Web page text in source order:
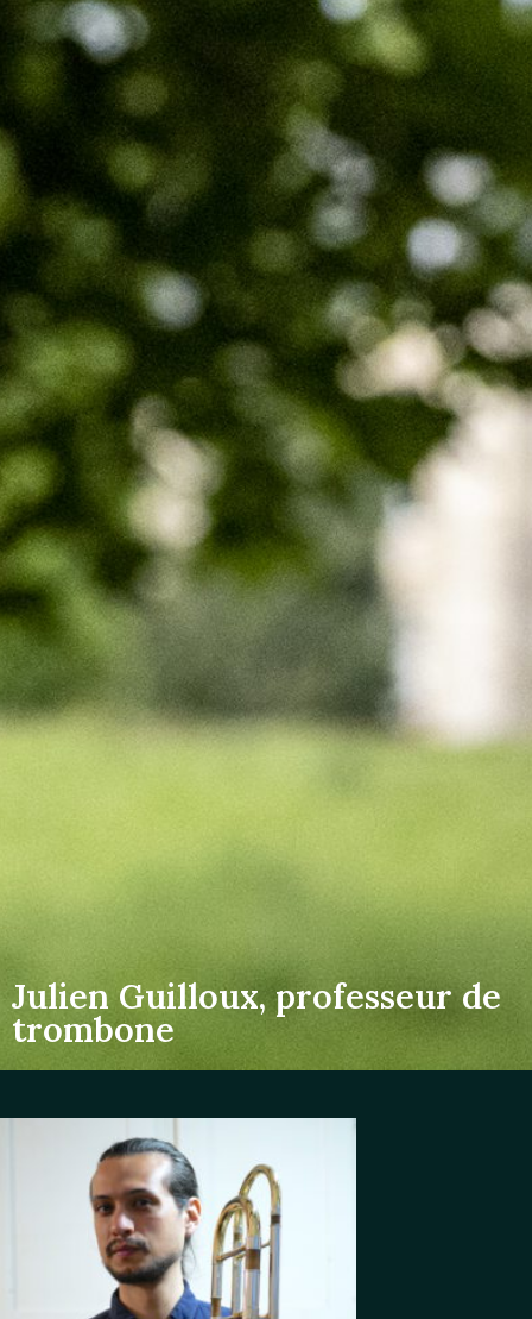
Julien Guilloux, professeur de
trombone